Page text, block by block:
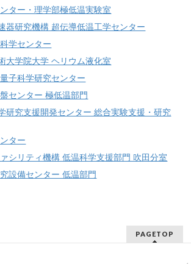
ター・理学部極低温実験室
器研究機構 超伝導低温工学センター
学センター
大学院大学 ヘリウム液化室
子科学研究センター
センター 極低温部門
研究支援開発センター 総合実験支援・研究
ター
シリティ機構 低温科学支援部門 吹田分室
設備センター 低温部門
PAGETOP